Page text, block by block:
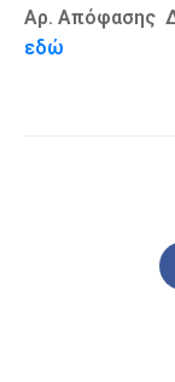
Αρ. Απόφασης
εδώ